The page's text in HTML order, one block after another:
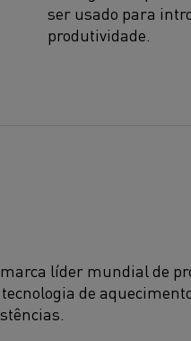
ser usado para
produtividade.
líder mundial de
de